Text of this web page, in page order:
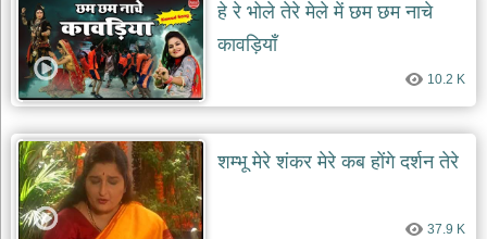
हे रे भोले तेरे मेले में छम छम नाचे
कावड़ियाँ
10.2 K
शम्भू मेरे शंकर मेरे कब होंगे दर्शन तेरे
37.9 K